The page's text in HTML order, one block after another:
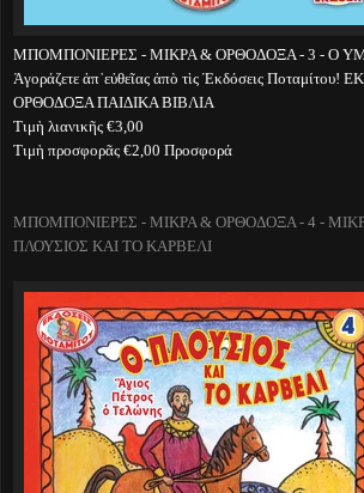
ΜΠΟΜΠΟΝΙΕΡΕΣ - ΜΙΚΡΑ & ΟΡΘΟΔΟΞΑ - 3 - Ο
Ἀγοράζετε ἀπ᾽εὐθεῖας ἀπὸ τὶς Ἐκδόσεις
ΟΡΘΟΔΟΞΑ ΠΑΙΔΙΚΑ ΒΙΒΛΙΑ
Τιμὴ λιανικῆς €3,00
Τιμὴ προσφορᾶς €2,00 Προσφορά
ΜΠΟΜΠΟΝΙΕΡΕΣ - ΜΙΚΡΑ & ΟΡΘΟΔΟΞΑ - 4 -
ΠΛΟΥΣΙΟΣ ΚΑΙ ΤΟ ΚΑΡΒΕΛΙ